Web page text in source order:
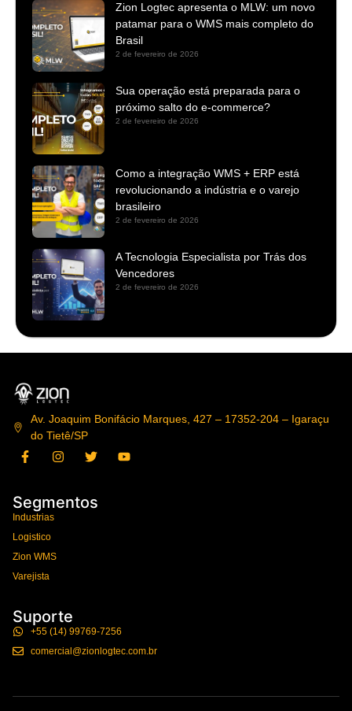
Zion Logtec apresenta o MLW: um novo
patamar para o WMS mais completo do
Brasil
2 de fevereiro de 2026
Sua operação está preparada para o
próximo salto do e-commerce?
2 de fevereiro de 2026
Como a integração WMS + ERP está
revolucionando a indústria e o varejo
brasileiro
2 de fevereiro de 2026
A Tecnologia Especialista por Trás dos
Vencedores
2 de fevereiro de 2026
Av. Joaquim Bonifácio Marques, 427 – 17352-204 – Igaraçu
do Tietê/SP
Segmentos
Industrias
Logistico
Zion WMS
Varejista
Suporte
+55 (14) 99769-7256
comercial@zionlogtec.com.br